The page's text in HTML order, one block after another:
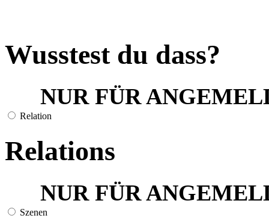
Wusstest du dass?
NUR FÜR
Relation
Relations
NUR FÜR
Szenen